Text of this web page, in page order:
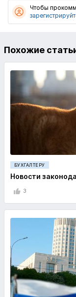
Чтобы
Похожие
БУХГАЛТЕРУ
Новости
3